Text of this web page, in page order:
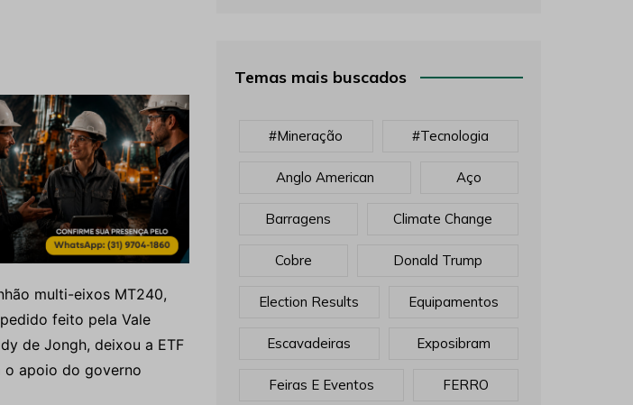
multi-eixos MT240,
feito pela Vale
de Jongh, deixou a ETF
apoio do governo
Temas mais buscados
#mineração #tecnologia
Anglo American Aço
Barragens Climate Change
Cobre Donald Trump
Election Results Equipamentos
Escavadeiras Exposibram
Feiras E Eventos FERRO